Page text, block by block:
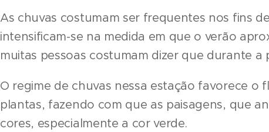
As chuvas costumam ser frequentes nos fins
intensificam-se na medida em que o verão
muitas pessoas costumam dizer que durante a
O regime de chuvas nessa estação favorece o
plantas, fazendo com que as paisagens, que
cores, especialmente a cor verde.